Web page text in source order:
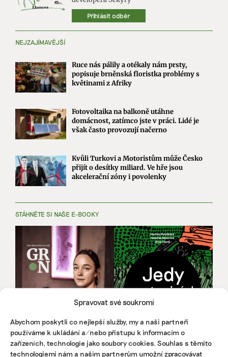
Spravovat své soukromí
Abychom poskytli co nejlepší služby, my a naši partneři
používáme k ukládání a/nebo přístupu k informacím o
zařízeních, technologie jako soubory cookies. Souhlas s těmito
technologiemi nám a našim partnerům umožní zpracovávat
Přihlásit odběr
NEJZAJÍMAVĚJŠÍ
Ruce nás pálily a otékaly nám prsty,
popisuje brněnská floristka problémy s
květinami z Afriky
Fotovoltaika na balkoně utáhne
domácnost, zatímco jste v práci. Lidé je
však často provozují načerno
Kvůli Turkovi a Motoristům může Česko
přijít o desítky miliard. Ve hře jsou
akcelerační zóny i povolenky
STÁHNĚTE SI NAŠE E-BOOKY